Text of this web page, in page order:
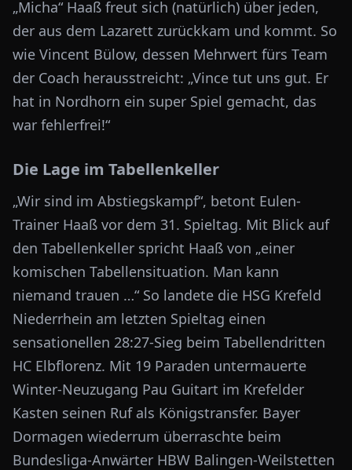
„Micha“ Haaß freut sich (natürlich) über jeden,
der aus dem Lazarett zurückkam und kommt. So
wie Vincent Bülow, dessen Mehrwert fürs Team
der Coach herausstreicht: „Vince tut uns gut. Er
hat in Nordhorn ein super Spiel gemacht, das
war fehlerfrei!“
Die Lage im Tabellenkeller
„Wir sind im Abstiegskampf“, betont Eulen-
Trainer Haaß vor dem 31. Spieltag. Mit Blick auf
den Tabellenkeller spricht Haaß von „einer
komischen Tabellensituation. Man kann
niemand trauen …“ So landete die HSG Krefeld
Niederrhein am letzten Spieltag einen
sensationellen 28:27-Sieg beim Tabellendritten
HC Elbflorenz. Mit 19 Paraden untermauerte
Winter-Neuzugang Pau Guitart im Krefelder
Kasten seinen Ruf als Königstransfer. Bayer
Dormagen wiederrum überraschte beim
Bundesliga-Anwärter HBW Balingen-Weilstetten